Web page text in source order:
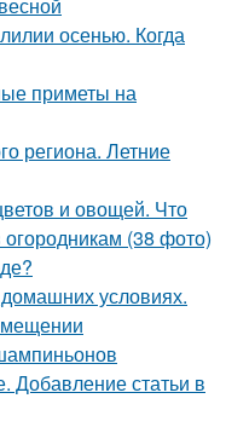
осенью. Когда
приметы на
региона. Летние
и овощей. Что
(38 фото)
условиях.
Добавление статьи в